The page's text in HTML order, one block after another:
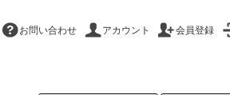
お問い合わせ アカウント 会員登録